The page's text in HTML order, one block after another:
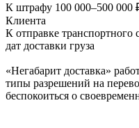
К штрафу 100 000–500 000
Клиента
К отправке транспортного
дат доставки груза
«Негабарит доставка»
типы разрешений на
беспокоиться о